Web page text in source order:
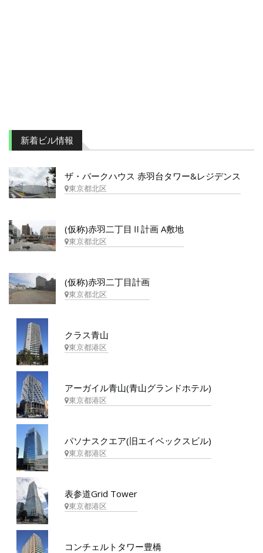
新着ビル情報
ザ・パークハウス 赤羽台タワー&レジデンス
東京都北区
(仮称)赤羽二丁目Ⅱ計画 A敷地
東京都北区
(仮称)赤羽二丁目計画
東京都北区
クラス青山
東京都港区
アーガイル青山(青山グランドホテル)
東京都港区
パソナスクエア(旧エイベックスビル)
東京都港区
表参道Grid Tower
東京都港区
コンチェルトタワー豊橋